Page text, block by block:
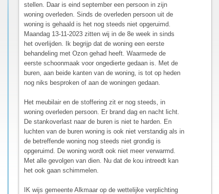
stellen. Daar is eind september een persoon in zijn
woning overleden. Sinds de overleden persoon uit de
woning is gehaald is het nog steeds niet opgeruimd.
Maandag 13-11-2023 zitten wij in de 8e week in sinds
het overlijden. Ik begrijp dat de woning een eerste
behandeling met Ozon gehad heeft. Waarmede de
eerste schoonmaak voor ongedierte gedaan is. Met de
buren, aan beide kanten van de woning, is tot op heden
nog niks besproken of aan de woningen gedaan.
Het meubilair en de stoffering zit er nog steeds, in
woning overleden persoon. Er brand dag en nacht licht.
De stankoverlast naar de buren is niet te harden. En
luchten van de buren woning is ook niet verstandig als in
de betreffende woning nog steeds niet grondig is
opgeruimd. De woning wordt ook niet meer verwarmd.
Met alle gevolgen van dien. Nu dat de kou intreedt kan
het ook gaan schimmelen.
IK wijs gemeente Alkmaar op de wettelijke verplichting